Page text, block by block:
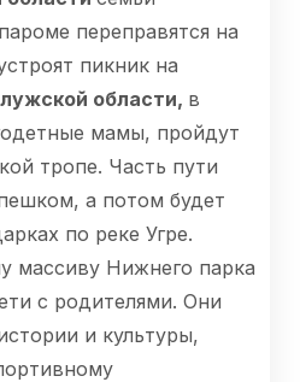
переправятся на
пикник на
области, в
мамы, пройдут
тропе. Часть пути
а потом будет
по реке Угре.
массиву Нижнего парка
с родителями. Они
и культуры,